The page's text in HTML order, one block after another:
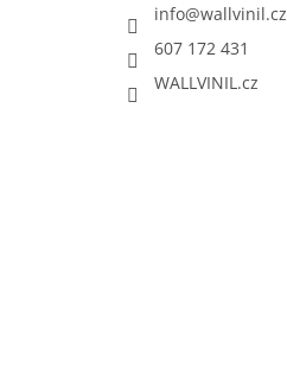
info@wallvinil.cz
607 172 431
WALLVINIL.cz